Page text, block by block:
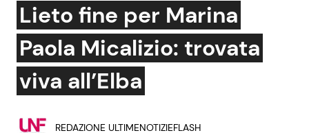
News e Cronaca
Attualità Italiana
Gossip e TV
Bellezze VIP
Lieto fine per Marina
Paola Micalizio: trovata
viva all’Elba
REDAZIONE ULTIMENOTIZIEFLASH